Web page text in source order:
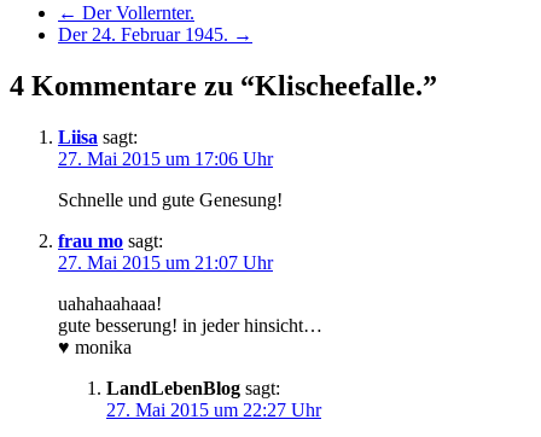
← Der Vollernter.
Der 24. Februar 1945. →
4 Kommentare zu “Klischeefalle.”
Liisa sagt:
27. Mai 2015 um 17:06 Uhr
Schnelle und gute Genesung!
frau mo sagt:
27. Mai 2015 um 21:07 Uhr
uahahaahaaa!
gute besserung! in jeder hinsicht…
♥ monika
LandLebenBlog sagt:
27. Mai 2015 um 22:27 Uhr